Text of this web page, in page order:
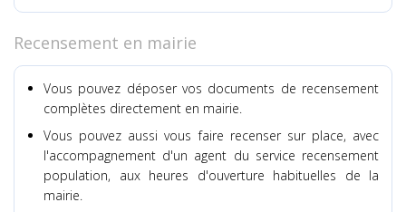
Recensement en mairie
Vous pouvez déposer vos documents de recensement
complètes directement en mairie.
Vous pouvez aussi vous faire recenser sur place, avec
l'accompagnement d'un agent du service recensement
population, aux heures d'ouverture habituelles de la
mairie.